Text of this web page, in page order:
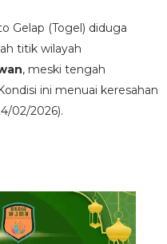
Gelap (Togel) diduga
titik wilayah
, meski tengah
ini menuai keresahan
02/2026).